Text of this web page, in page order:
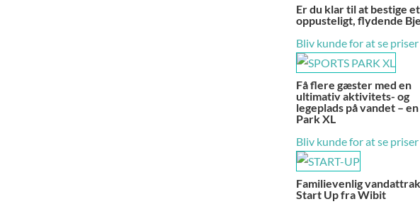
Er du klar til at bestige et
oppusteligt, flydende
Bliv kunde for at se priser
Få flere gæster med en
ultimativ aktivitets- og
legeplads på vandet –
Park XL
Bliv kunde for at se priser
Familievenlig
Start Up fra Wibit